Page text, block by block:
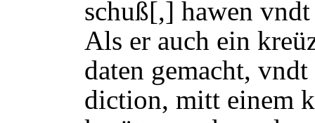
schuß[,] hawen vndt
Als er auch ein
daten gemacht,
diction, mitt einem